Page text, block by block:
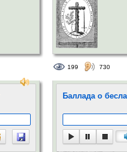
199 730
Баллада о